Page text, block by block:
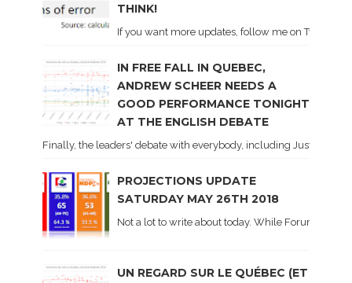
THINK!
If you want more updates, follow me on Twitter .
IN FREE FALL IN QUEBEC,
ANDREW SCHEER NEEDS A
GOOD PERFORMANCE TONIGHT
AT THE ENGLISH DEBATE
Finally, the leaders' debate with everybody, including Justin
PROJECTIONS UPDATE
SATURDAY MAY 26TH 2018
Not a lot to write about today. While Forum did
UN REGARD SUR LE QUÉBEC (ET